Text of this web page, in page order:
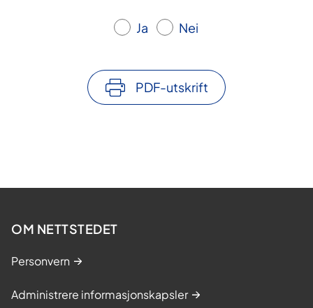
Ja Nei
PDF-utskrift
OM NETTSTEDET
Personvern
Administrere informasjonskapsler